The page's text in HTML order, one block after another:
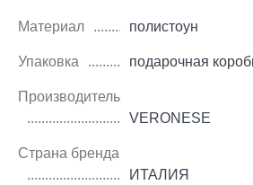
Материал полистоун
Упаковка подарочная
Производитель
VERONESE
Страна бренда
ИТАЛИЯ